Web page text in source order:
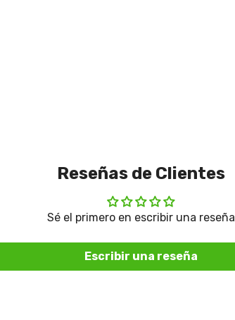
Reseñas de Clientes
Sé el primero en escribir una reseña
Escribir una reseña